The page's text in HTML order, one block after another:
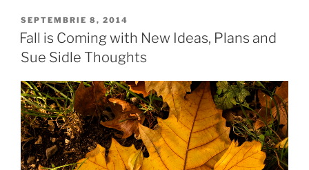
PUBLICAT
PE
SEPTEMBRIE 8, 2014
Fall is Coming with New Ideas, Plans and
Sue Sidle Thoughts